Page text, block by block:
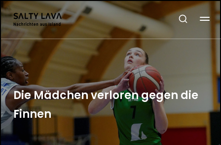
Die Mädchen verloren gegen die
Finnen